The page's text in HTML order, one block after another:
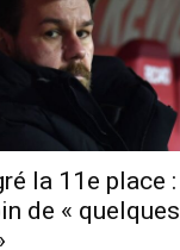
la 11e place :
de « quelques